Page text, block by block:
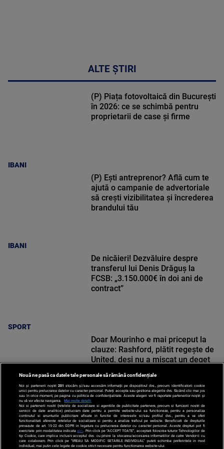
ALTE ȘTIRI
IBANI
(P) Piața fotovoltaică din București
în 2026: ce se schimbă pentru
proprietarii de case și firme
IBANI
(P) Ești antreprenor? Află cum te
ajută o campanie de advertoriale
să crești vizibilitatea și încrederea
brandului tău
SPORT
De nicăieri! Dezvăluire despre
transferul lui Denis Drăguș la
FCSB: „3.150.000€ în doi ani de
contract”
SPORT
Doar Mourinho e mai priceput la
clauze: Rashford, plătit regește de
United, deși nu a mișcat un deget
Nouă ne pasă ca datele tale personale să rămână confidențiale
Noi și partenerii noștri 201 stocăm și/sau accesăm informații pe dispozitivul dvs., precum identificatorii cookie
unici pentru prelucrarea datelor cu caracter personal. Puteți accepta sau gestiona alegerile dvs. făcând clic mai jos
sau în orice moment, pe pagina cu politica de confidențialitate. Aceste alegeri vor fi raportate partenerilor noștri și
nu vă vor afecta navigarea.
Mai multe detalii
Noi si partenerii nostri (retelele de socializare si agentiile de publicitate partenere, precum si furnizorii nostri de
servicii de date analitice) prelucram date pentru a permite website-ului sa functioneze, pentru a personaliza
continutul si anunturile publicitare afisate in functie de interesele si/sau profilul dvs., pentru a va oferi
functionalitati aferente retelelor de socializare si pentru a analiza traficul pe website. Beneficiati de drepturile
prevazute de art. 15-22 din GDPR in legatura cu prelucrarea datelor cu caracter personal. Aceste drepturi pot fi
exercitate prin modalitatea indicataaici . Prin click pe “ACCEPT TOATE”, acceptati folosirea tuturor Tehnologiilor de
tip Cookie, care implica inclusiv acceptul dvs. cu privire la stocarea/accesarea informatiilor de catre Vendor-ii cu
care colaboram. Prin click pe “VREAU SA MODIFIC SETARILE INDIVIDUAL” puteti schimba preferintele in mod
individual, mai putin cele legate de cookie strict necesare pentru functionarea website-ului.